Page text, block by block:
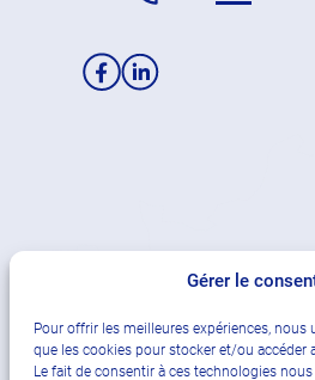
Gérer le
Pour offrir les meilleures expériences,
que les cookies pour stocker et/ou accéder
Le fait de consentir à ces technologies
Facebook
LinkedIn